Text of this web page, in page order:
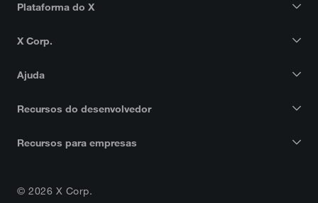
Plataforma do X
X Corp.
Ajuda
Recursos do desenvolvedor
Recursos para empresas
© 2026 X Corp.